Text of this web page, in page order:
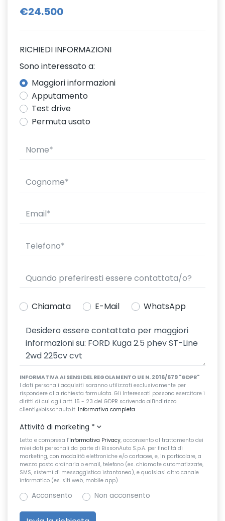
€24.500
RICHIEDI INFORMAZIONI
Sono interessato a:
Maggiori informazioni
Apputamento
Test drive
Permuta usato
Chiamata E-Mail WhatsApp
INFORMATIVA AI SENSI DEL REGOLAMENTO UE N. 2016/679 "GDPR"
I dati personali acquisiti saranno utilizzati esclusivamente per
rispondere alla richiesta formulata. Gli Interessati possono esercitare i
diritti di cui agli artt. 15 - 23 del GDPR scrivendo all'indirizzo
clienti@bissonauto.it. Informativa completa.
Attività di marketing *
Letta e compresa l’Informativa Privacy, acconsento al trattamento dei
miei dati personali da parte di BissonAuto S.p.A. per finalità di
marketing, con modalità elettroniche e/o cartacee, e, in particolare, a
mezzo posta ordinaria o email, telefono (es. chiamate automatizzate,
SMS, sistemi di messaggistica istantanea), e qualsiasi altro canale
informatico (es. siti web, mobile app).
Acconsento Non acconsento